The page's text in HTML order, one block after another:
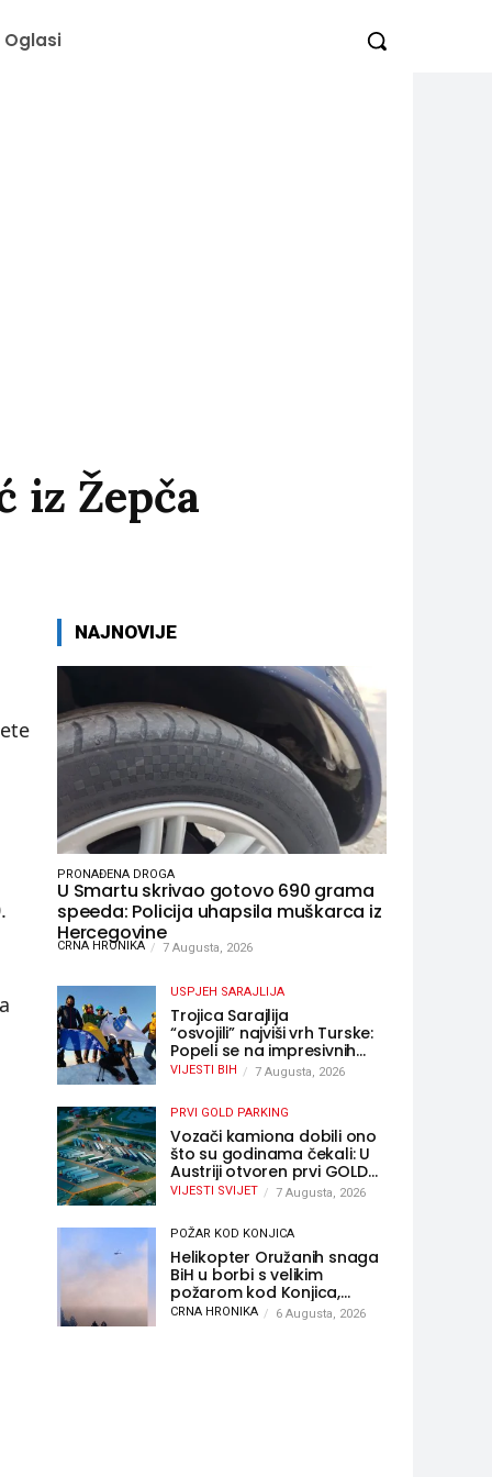
Oglasi
iz Žepča
NAJNOVIJE
PRONAĐENA DROGA
U Smartu skrivao gotovo 690 grama
speeda: Policija uhapsila muškarca iz
Hercegovine
CRNA HRONIKA 7 Augusta, 2026
USPJEH SARAJLIJA
Trojica Sarajlija
“osvojili” najviši vrh Turske:
Popeli se na impresivnih
5.137 metara
VIJESTI BIH 7 Augusta, 2026
PRVI GOLD PARKING
Vozači kamiona dobili ono
što su godinama čekali: U
Austriji otvoren prvi GOLD
sigurni parking
VIJESTI SVIJET 7 Augusta, 2026
POŽAR KOD KONJICA
Helikopter Oružanih snaga
BiH u borbi s velikim
požarom kod Konjica,
sudjelovao i Air Tractor
CRNA HRONIKA 6 Augusta, 2026